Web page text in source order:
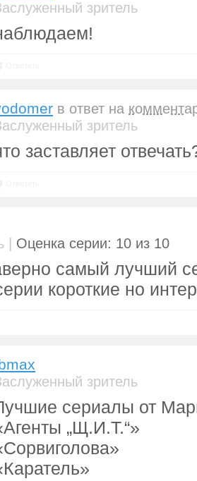
зритель
в ответ на
зритель
заставляет
| Оценка серии: 10 из 10
самый лучший
короткие но
зритель
сериалы от
„Щ.И.Т.“»